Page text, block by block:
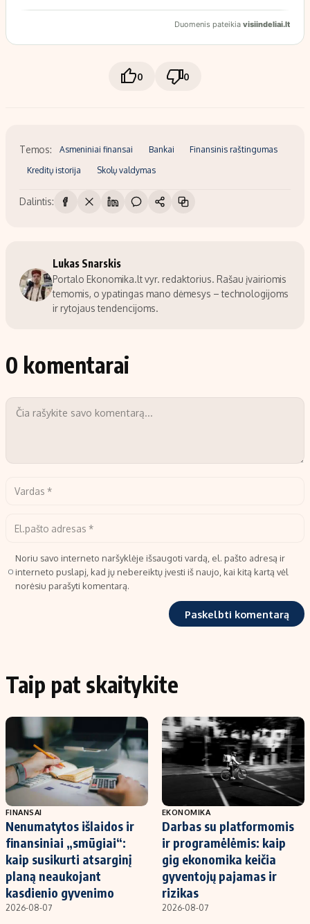
0 0
Temos: Asmeniniai finansai Bankai Finansinis raštingumas
Kreditų istorija Skolų valdymas
Dalintis:
Lukas Snarskis
Portalo Ekonomika.lt vyr. redaktorius. Rašau įvairiomis
temomis, o ypatingas mano dėmesys – technologijoms
ir rytojaus tendencijoms.
0 komentarai
Noriu savo interneto naršyklėje išsaugoti vardą, el. pašto adresą ir
interneto puslapį, kad jų nebereiktų įvesti iš naujo, kai kitą kartą vėl
norėsiu parašyti komentarą.
Taip pat skaitykite
FINANSAI
Nenumatytos išlaidos ir
finansiniai „smūgiai“:
kaip susikurti atsarginį
planą neaukojant
kasdienio gyvenimo
2026-08-07
EKONOMIKA
Darbas su platformomis
ir programėlėmis: kaip
gig ekonomika keičia
gyventojų pajamas ir
rizikas
2026-08-07